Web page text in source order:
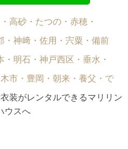
高砂・たつの・赤穂・
・神﨑・佐用・宍粟・備前
・明石・神戸西区・垂水・
市・豊岡・朝来・養父・で゙
装がレンタルできるマリリン
ウスへ